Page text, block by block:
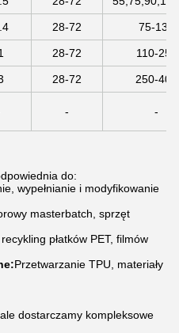
28-72 75-132
28-72 110-250
28-72 250-400
- -
do:
wypełnianie i modyfikowanie
masterbatch, sprzęt
płatków PET, filmów
Przetwarzanie TPU, materiały
dostarczamy kompleksowe